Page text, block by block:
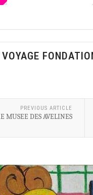
PREVIOUS ARTICLE
MUSEE DES AVELINES